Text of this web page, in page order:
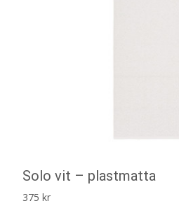
Solo vit – plastmatta
375 kr